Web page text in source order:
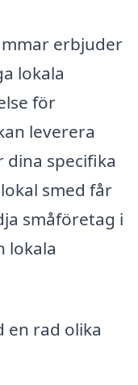
erbjuder
lokala
för
leverera
dina specifika
smed får
småföretag i
lokala
en rad olika